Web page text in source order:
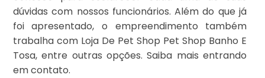
dúvidas com nossos funcionários. Além do que já
foi apresentado, o empreendimento também
trabalha com Loja De Pet Shop Pet Shop Banho E
Tosa, entre outras opções. Saiba mais entrando
em contato.